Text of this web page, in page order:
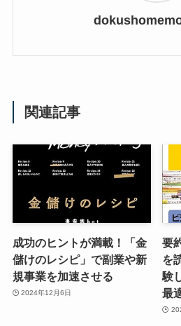
関連記事
成功のヒントが満載！「金
儲けのレシピ」で副業や新
規事業を加速させる
2024年12月6日
要
を
験
最